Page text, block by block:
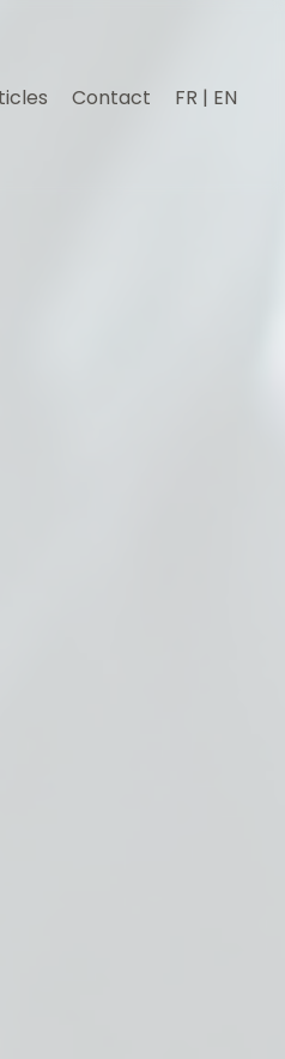
Contact FR | EN